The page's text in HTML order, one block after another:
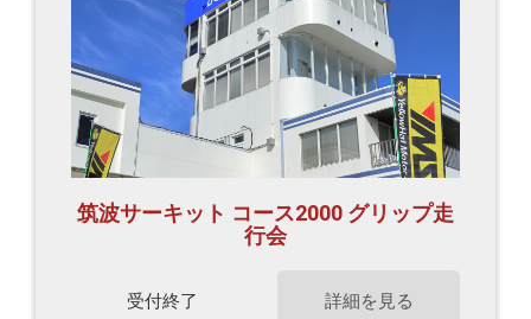
筑波サーキット コース2000 グリップ走
行会
受付終了 詳細を見る